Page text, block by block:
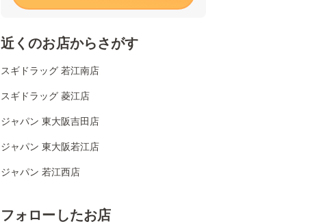
近くのお店からさがす
スギドラッグ 若江南店
スギドラッグ 菱江店
ジャパン 東大阪吉田店
ジャパン 東大阪若江店
ジャパン 若江西店
フォローしたお店